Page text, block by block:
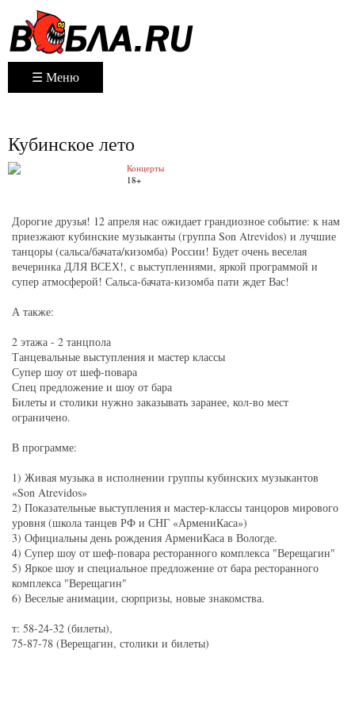
☰ Меню
Кубинское лето
Концерты
18+
Дорогие друзья! 12 апреля нас ожидает грандиозное событие: к нам
приезжают кубинские музыканты (группа Son Atrevidos) и лучшие
танцоры (сальса/бачата/кизомба) России! Будет очень веселая
вечеринка ДЛЯ ВСЕХ!, с выступлениями, яркой программой и
супер атмосферой! Сальса-бачата-кизомба пати ждет Вас!
А также:
2 этажа - 2 танцпола
Танцевальные выступления и мастер классы
Супер шоу от шеф-повара
Спец предложение и шоу от бара
Билеты и столики нужно заказывать заранее, кол-во мест
ограничено.
В программе:
1) Живая музыка в исполнении группы кубинских музыкантов
«Son Atrevidos»
2) Показательные выступления и мастер-классы танцоров мирового
уровня (школа танцев РФ и СНГ «АрмениКаса»)
3) Официальны день рождения АрмениКаса в Вологде.
4) Супер шоу от шеф-повара ресторанного комплекса "Верещагин"
5) Яркое шоу и специальное предложение от бара ресторанного
комплекса "Верещагин"
6) Веселые анимации, сюрпризы, новые знакомства.
т: 58-24-32 (билеты),
75-87-78 (Верещагин, столики и билеты)